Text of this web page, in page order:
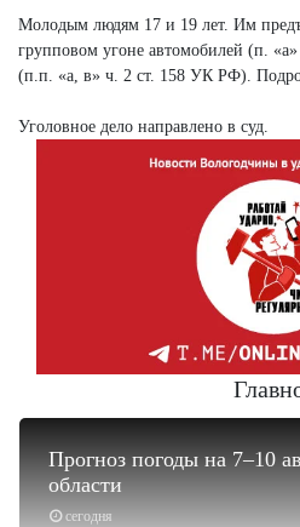
Молодым людям 17 и 19 лет. Им
групповом угоне автомобилей (п.
(п.п. «а, в» ч. 2 ст. 158 УК РФ).
Уголовное дело направлено в суд.
сегодня
Прогноз погоды на 7–10
области